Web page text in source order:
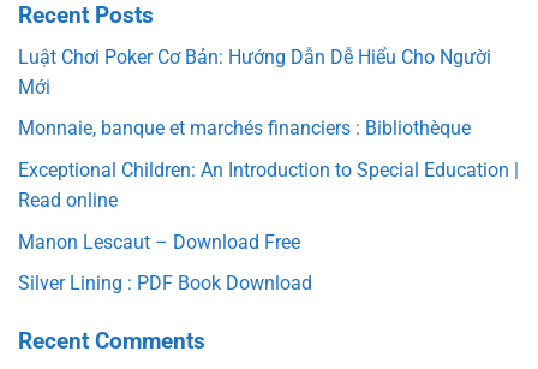
Recent Posts
Luật Chơi Poker Cơ Bản: Hướng Dẫn Dễ Hiểu Cho Người
Mới
Monnaie, banque et marchés financiers : Bibliothèque
Exceptional Children: An Introduction to Special Education |
Read online
Manon Lescaut – Download Free
Silver Lining : PDF Book Download
Recent Comments